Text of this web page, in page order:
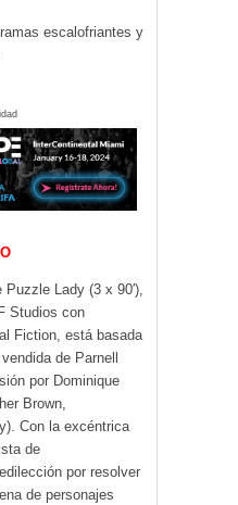
escalofriantes y
Lady (3 x 90′),
Studios con
Fiction, está basada
de Parnell
por Dominique
Brown,
Con la excéntrica
de
por resolver
de personajes